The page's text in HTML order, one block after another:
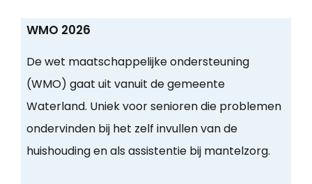
WMO 2026
De wet maatschappelijke ondersteuning
(WMO) gaat uit vanuit de gemeente
Waterland. Uniek voor senioren die problemen
ondervinden bij het zelf invullen van de
huishouding en als assistentie bij mantelzorg.